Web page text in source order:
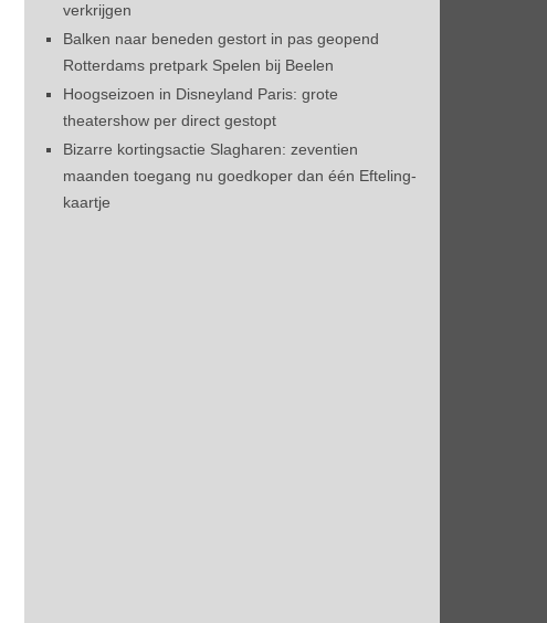
verkrijgen
Balken naar beneden gestort in pas geopend
Rotterdams pretpark Spelen bij Beelen
Hoogseizoen in Disneyland Paris: grote
theatershow per direct gestopt
Bizarre kortingsactie Slagharen: zeventien
maanden toegang nu goedkoper dan één Efteling-
kaartje